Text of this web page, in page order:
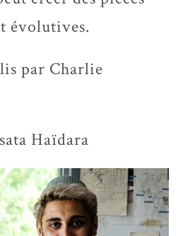
évolutives.
par Charlie
Haïdara